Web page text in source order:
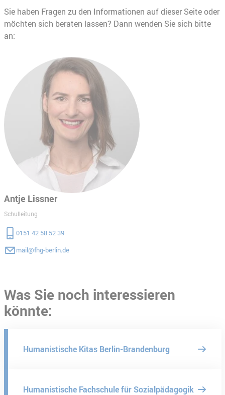
Sie haben Fragen zu den Informationen auf dieser Seite oder
möchten sich beraten lassen? Dann wenden Sie sich bitte
an:
Antje Lissner
Schulleitung
0151 42 58 52 39
mail@fhg-berlin.de
Was Sie noch interessieren
könnte:
Humanistische Kitas Berlin-Brandenburg
Humanistische Fachschule für Sozialpädagogik